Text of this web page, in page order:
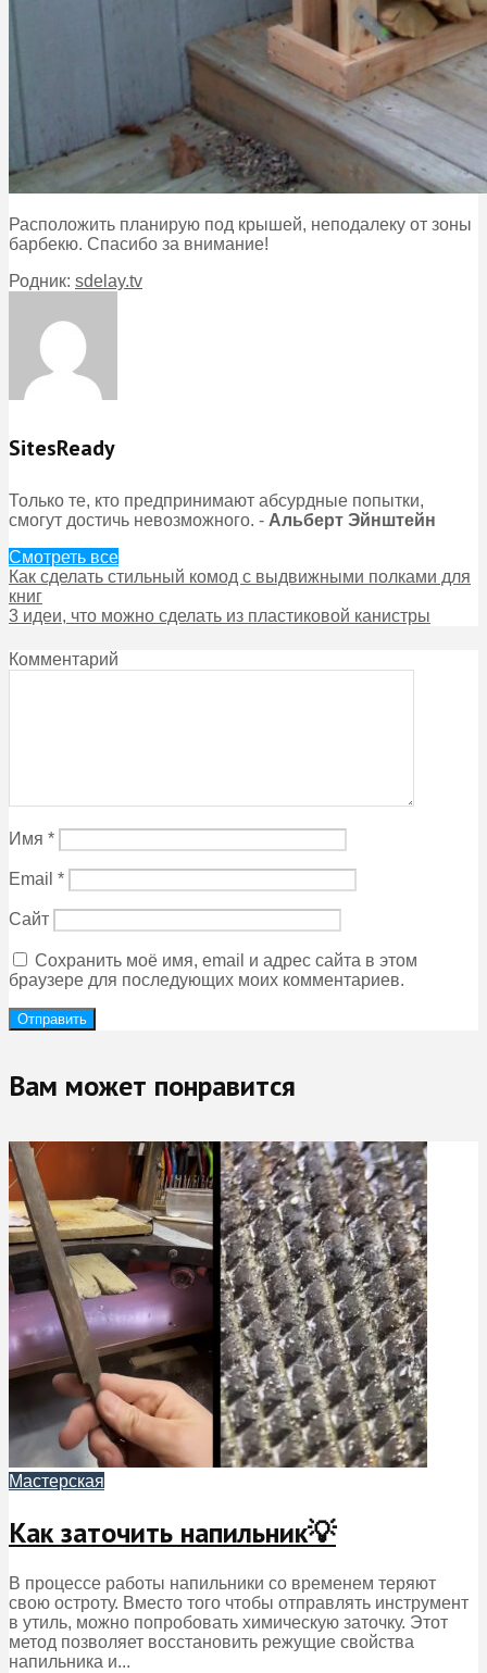
Расположить планирую под крышей, неподалеку от зоны
барбекю. Спасибо за внимание!
Родник: sdelay.tv
SitesReady
Только те, кто предпринимают абсурдные попытки,
смогут достичь невозможного. - Альберт Эйнштейн
Смотреть все
Как сделать стильный комод с выдвижными полками для
книг
3 идеи, что можно сделать из пластиковой канистры
Комментарий
Имя *
Email *
Сайт
Сохранить моё имя, email и адрес сайта в этом
браузере для последующих моих комментариев.
Вам может понравится
Мастерская
Как заточить напильник💡
В процессе работы напильники со временем теряют
свою остроту. Вместо того чтобы отправлять инструмент
в утиль, можно попробовать химическую заточку. Этот
метод позволяет восстановить режущие свойства
напильника и...